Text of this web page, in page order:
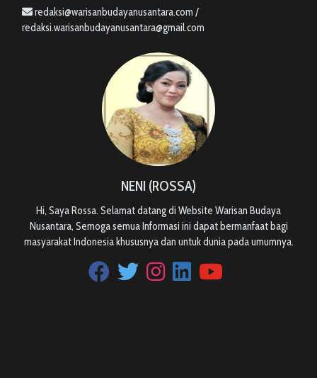
redaksi@warisanbudayanusantara.com /
redaksi.warisanbudayanusantara@gmail.com
NENI (ROSSA)
Hi, Saya Rossa. Selamat datang di Website Warisan Budaya
Nusantara, Semoga semua Informasi ini dapat bermanfaat bagi
masyarakat Indonesia khususnya dan untuk dunia pada umumnya.